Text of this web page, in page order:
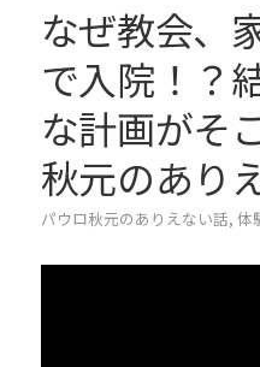
なぜ教会、
で入院！？
な計画がそ
秋元のあり
パウロ秋元のありえない話, 体